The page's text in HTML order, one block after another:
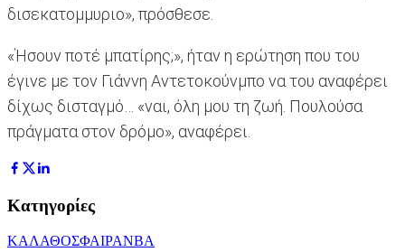
δισεκατομμυριο», πρόσθεσε.
«Ήσουν ποτέ μπατίρης;», ήταν η ερώτηση που του
έγινε με τον Γιάννη Αντετοκούνμπο να του αναφέρει
δίχως δισταγμό… «ναι, όλη μου τη ζωή. Πουλούσα
πράγματα στον δρόμο», αναφέρει.
Κατηγορίες
ΚΑΛΑΘΟΣΦΑΙΡΑNBA